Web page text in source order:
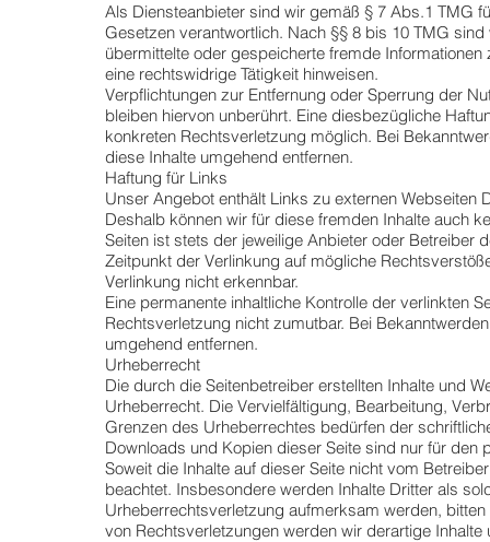
Als Diensteanbieter sind wir gemäß § 7 Abs.1 TMG
Gesetzen verantwortlich. Nach §§ 8 bis 10 TMG
übermittelte oder gespeicherte fremde
eine rechtswidrige Tätigkeit hinweisen.
Verpflichtungen zur Entfernung oder Sperrung der
bleiben hiervon unberührt. Eine diesbezügliche
konkreten Rechtsverletzung möglich. Bei
diese Inhalte umgehend entfernen.
Haftung für Links
Unser Angebot enthält Links zu externen Webseiten
Deshalb können wir für diese fremden Inhalte auch
Seiten ist stets der jeweilige Anbieter oder Betreiber
Zeitpunkt der Verlinkung auf mögliche
Verlinkung nicht erkennbar.
Eine permanente inhaltliche Kontrolle der verlinkten
Rechtsverletzung nicht zumutbar. Bei
umgehend entfernen.
Urheberrecht
Die durch die Seitenbetreiber erstellten Inhalte und
Urheberrecht. Die Vervielfältigung, Bearbeitung,
Grenzen des Urheberrechtes bedürfen der
Downloads und Kopien dieser Seite sind nur für
Soweit die Inhalte auf dieser Seite nicht vom
beachtet. Insbesondere werden Inhalte Dritter als
Urheberrechtsverletzung aufmerksam werden,
von Rechtsverletzungen werden wir derartige Inhalte